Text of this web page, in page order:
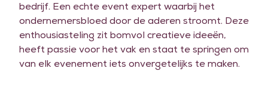
bedrijf. Een echte event expert waarbij het
ondernemersbloed door de aderen stroomt. Deze
enthousiasteling zit bomvol creatieve ideeën,
heeft passie voor het vak en staat te springen om
van elk evenement iets onvergetelijks te maken.